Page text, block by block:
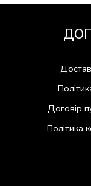
Договір
Політика